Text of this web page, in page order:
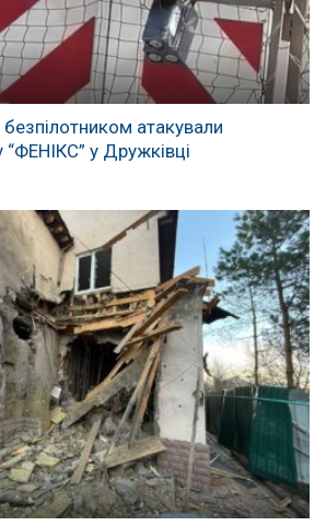
безпілотником атакували
“ФЕНІКС” у Дружківці